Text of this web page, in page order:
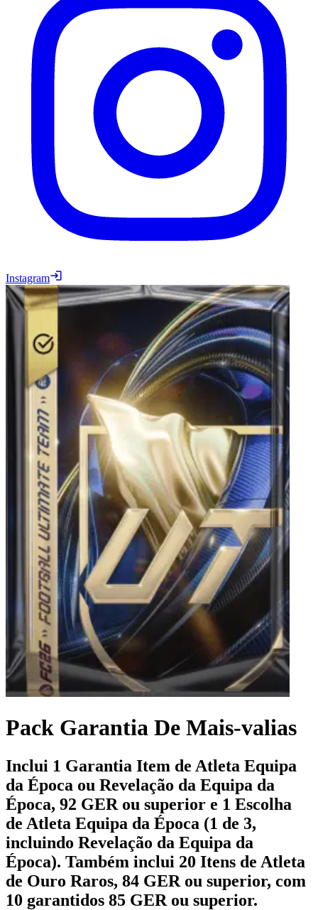
Instagram
Pack Garantia De Mais-valias
Inclui 1 Garantia Item de Atleta Equipa
da Época ou Revelação da Equipa da
Época, 92 GER ou superior e 1 Escolha
de Atleta Equipa da Época (1 de 3,
incluindo Revelação da Equipa da
Época). Também inclui 20 Itens de Atleta
de Ouro Raros, 84 GER ou superior, com
10 garantidos 85 GER ou superior.